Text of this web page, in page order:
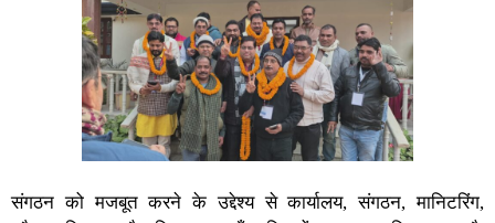
संगठन को मजबूत करने के उद्देश्य से कार्यालय, संगठन, मानिटरिंग,